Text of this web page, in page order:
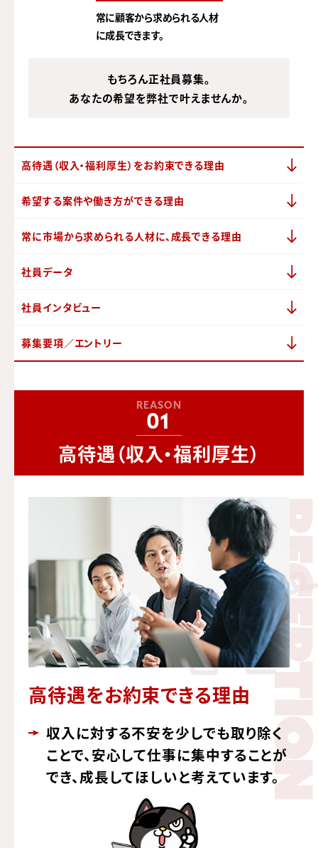
常に顧客から求められる人材
に成長できます。
もちろん正社員募集。
あなたの希望を弊社で叶えませんか。
高待遇 （収入・福利厚生）をお約束できる理由
希望する案件や働き方ができる理由
常に市場から求められる人材に、 成長できる理由
社員データ
社員インタビュー
募集要項／エントリー
REASON
01
高待遇（収入・福利厚生）
高待遇をお約束できる理由
収入に対する不安を少しでも取り除く
ことで、安心して仕事に集中することが
でき、成長してほしいと考えています。